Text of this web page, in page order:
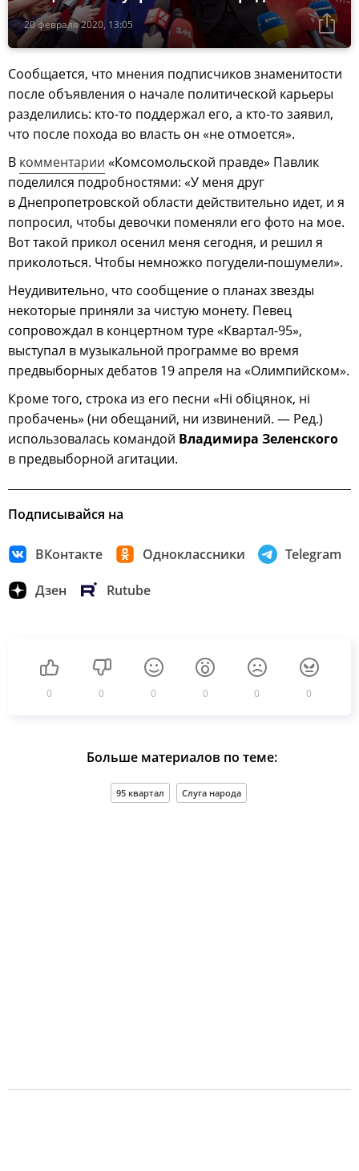
20 февраля 2020, 13:05
Сообщается, что мнения подписчиков знаменитости
после объявления о начале политической карьеры
разделились: кто-то поддержал его, а кто-то заявил,
что после похода во власть он «не отмоется».
В комментарии «Комсомольской правде» Павлик
поделился подробностями: «У меня друг
в Днепропетровской области действительно идет, и я
попросил, чтобы девочки поменяли его фото на мое.
Вот такой прикол осенил меня сегодня, и решил я
приколоться. Чтобы немножко погудели-пошумели».
Неудивительно, что сообщение о планах звезды
некоторые приняли за чистую монету. Певец
сопровождал в концертном туре «Квартал-95»,
выступал в музыкальной программе во время
предвыборных дебатов 19 апреля на «Олимпийском».
Кроме того, строка из его песни «Ні обіцянок, ні
пробачень» (ни обещаний, ни извинений. — Ред.)
использовалась командой Владимира Зеленского
в предвыборной агитации.
Подписывайся на
ВКонтакте Одноклассники Telegram
Дзен Rutube
0 0 0 0 0 0
Больше материалов по теме:
95 квартал Слуга народа